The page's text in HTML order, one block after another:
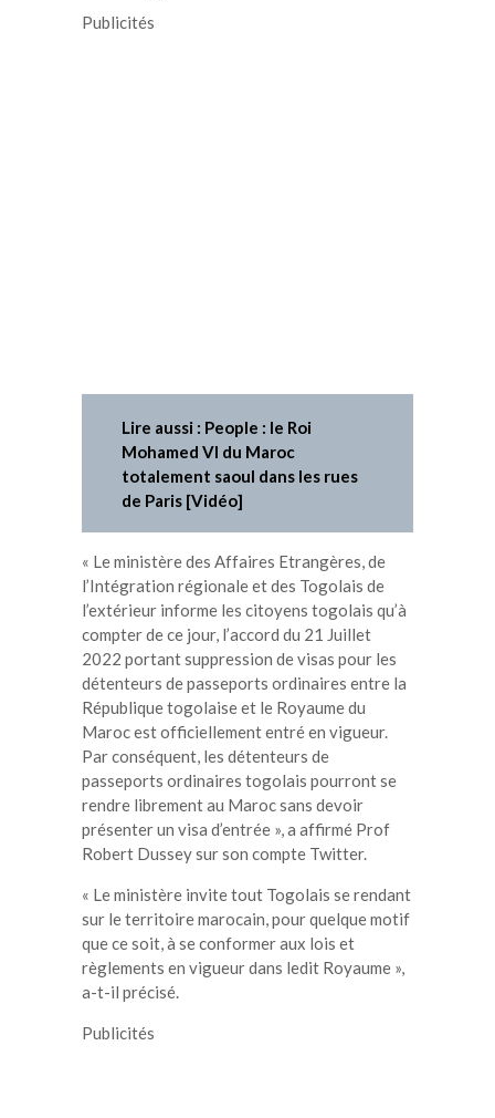
Publicités
Lire aussi : People : le Roi
Mohamed VI du Maroc
totalement saoul dans les rues
de Paris [Vidéo]
« Le ministère des Affaires Etrangères, de
l’Intégration régionale et des Togolais de
l’extérieur informe les citoyens togolais qu’à
compter de ce jour, l’accord du 21 Juillet
2022 portant suppression de visas pour les
détenteurs de passeports ordinaires entre la
République togolaise et le Royaume du
Maroc est officiellement entré en vigueur.
Par conséquent, les détenteurs de
passeports ordinaires togolais pourront se
rendre librement au Maroc sans devoir
présenter un visa d’entrée », a affirmé Prof
Robert Dussey sur son compte Twitter.
« Le ministère invite tout Togolais se rendant
sur le territoire marocain, pour quelque motif
que ce soit, à se conformer aux lois et
règlements en vigueur dans ledit Royaume »,
a-t-il précisé.
Publicités